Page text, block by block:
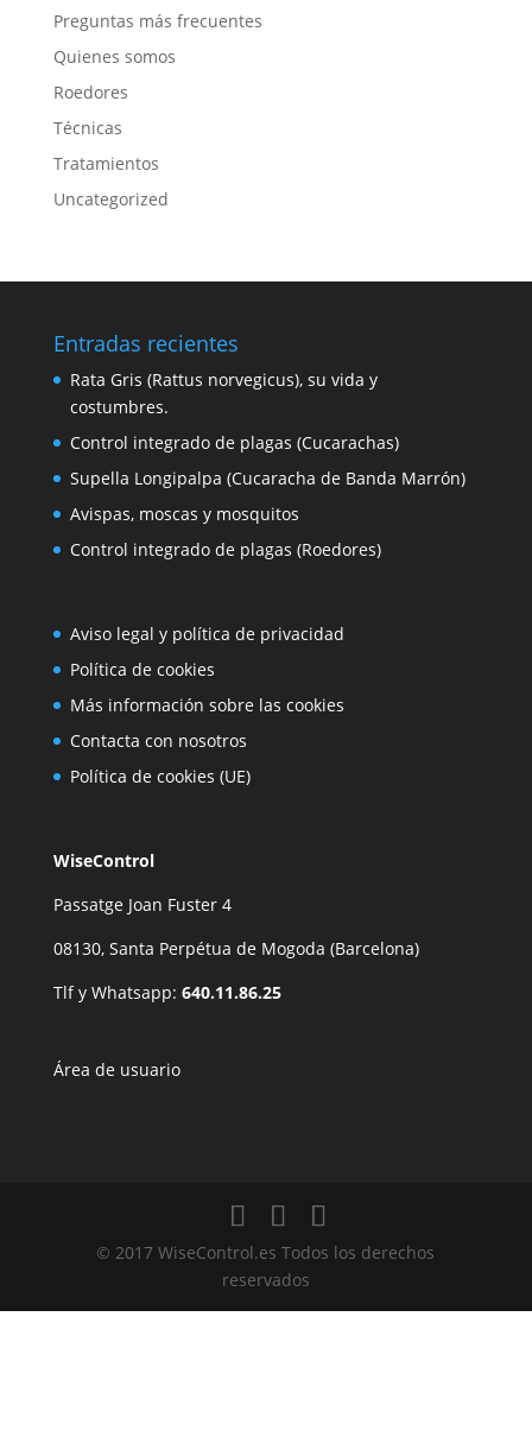
Preguntas más frecuentes
Quienes somos
Roedores
Técnicas
Tratamientos
Uncategorized
Entradas recientes
Rata Gris (Rattus norvegicus), su vida y
costumbres.
Control integrado de plagas (Cucarachas)
Supella Longipalpa (Cucaracha de Banda Marrón)
Avispas, moscas y mosquitos
Control integrado de plagas (Roedores)
Aviso legal y política de privacidad
Política de cookies
Más información sobre las cookies
Contacta con nosotros
Política de cookies (UE)
WiseControl
Passatge Joan Fuster 4
08130, Santa Perpétua de Mogoda (Barcelona)
Tlf y Whatsapp: 640.11.86.25
Área de usuario
© 2017 WiseControl.es Todos los derechos
reservados